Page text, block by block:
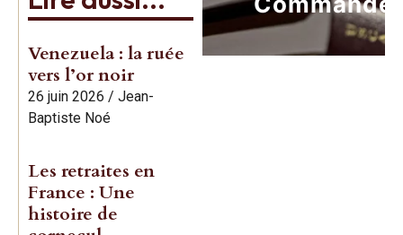
Venezuela : la ruée
vers l’or noir
26 juin 2026 / Jean-
Baptiste Noé
Les retraites en
France : Une
histoire de